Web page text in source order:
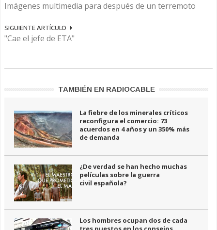
Imágenes multimedia para después de un terremoto
SIGUIENTE ARTÍCULO
"Cae el jefe de ETA"
TAMBIÉN EN RADIOCABLE
La fiebre de los minerales críticos
reconfigura el comercio: 73
acuerdos en 4 años y un 350% más
de demanda
¿De verdad se han hecho muchas
películas sobre la guerra
civil española?
Los hombres ocupan dos de cada